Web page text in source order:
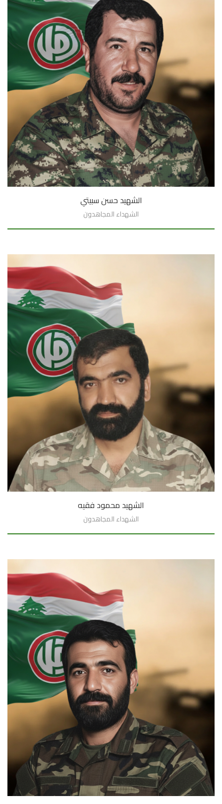
الشهيد حسن سبيتي
الشهداء المجاهدون
السيرة الذاتية
الشهيد محمود فقيه
الشهداء المجاهدون
السيرة الذاتية